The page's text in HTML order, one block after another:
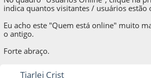
indica quantos visitantes / usuários estão
Eu acho este "Quem está online" muito
o antigo.
Forte abraço.
Tiarlei Crist